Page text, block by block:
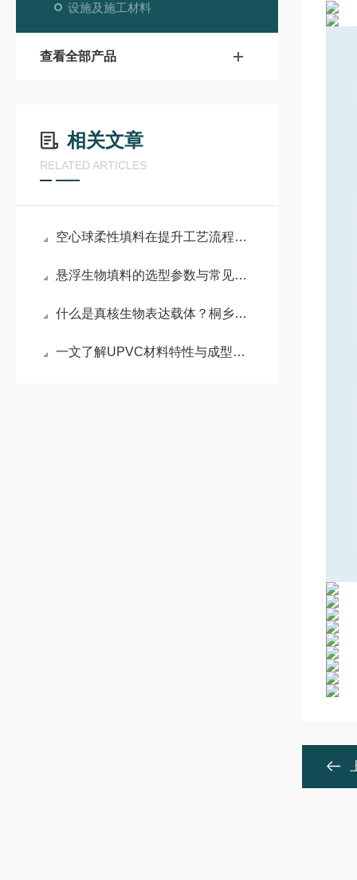
设施及施工材料
查看全部产品
相关文章
RELATED ARTICLES
空心球柔性填料在提升工艺流程效率的同时改善了环保性能
悬浮生物填料的选型参数与常见误区避坑指南
什么是真核生物表达载体？桐乡小老板来为你揭秘
一文了解UPVC材料特性与成型要点